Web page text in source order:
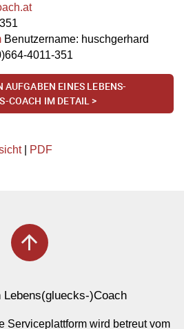
Benutzername: huschgerhard
4011-351
AUFGABEN EINES LEBENS-
COACH IM DETAIL >
| PDF
arrow_upward
Lebens(gluecks-)Coach
Serviceplattform wird betreut vom